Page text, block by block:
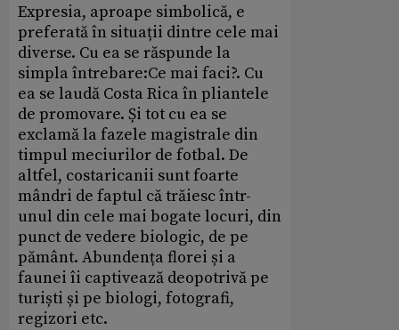
Expresia, aproape simbolică, e
preferată în situații dintre cele mai
diverse. Cu ea se răspunde la
simpla întrebare:Ce mai faci?. Cu
ea se laudă Costa Rica în pliantele
de promovare. Și tot cu ea se
exclamă la fazele magistrale din
timpul meciurilor de fotbal. De
altfel, costaricanii sunt foarte
mândri de faptul că trăiesc într-
unul din cele mai bogate locuri, din
punct de vedere biologic, de pe
pământ. Abundența florei și a
faunei îi captivează deopotrivă pe
turiști și pe biologi, fotografi,
regizori etc.